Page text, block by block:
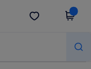
Hent app